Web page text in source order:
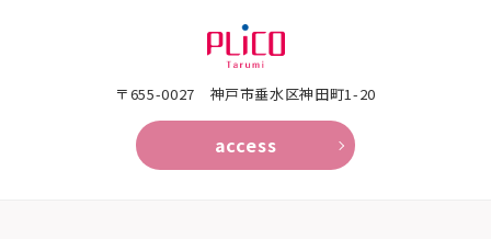
〒655-0027 神戸市垂水区神田町1-20
access